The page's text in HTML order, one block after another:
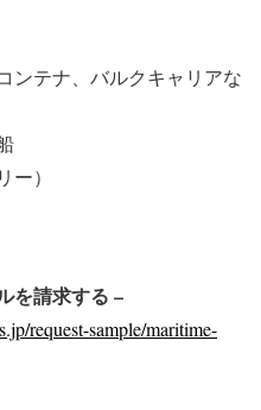
ンテナ、バルクキャリアな
）
を請求する –
request-sample/maritime-